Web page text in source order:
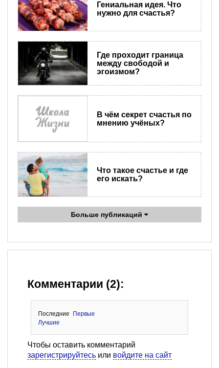
Гениальная идея. Что
нужно для счастья?
Где проходит граница
между свободой и
эгоизмом?
В чём секрет счастья по
мнению учёных?
Что такое счастье и где
его искать?
Больше публикаций
Комментарии (2):
Последние
Первые
Лучшие
Чтобы оставить комментарий
зарегистрируйтесь или войдите на сайт